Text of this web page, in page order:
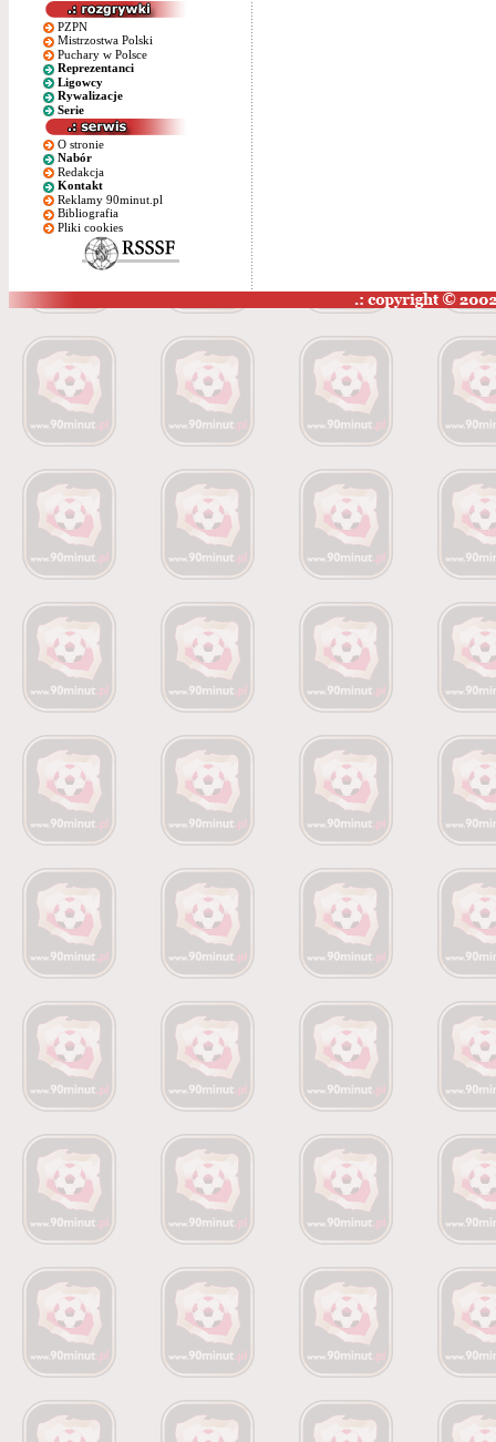
PZPN
Mistrzostwa Polski
Puchary w Polsce
Reprezentanci
Ligowcy
Rywalizacje
Serie
O stronie
Nabór
Redakcja
Kontakt
Reklamy 90minut.pl
Bibliografia
Pliki cookies